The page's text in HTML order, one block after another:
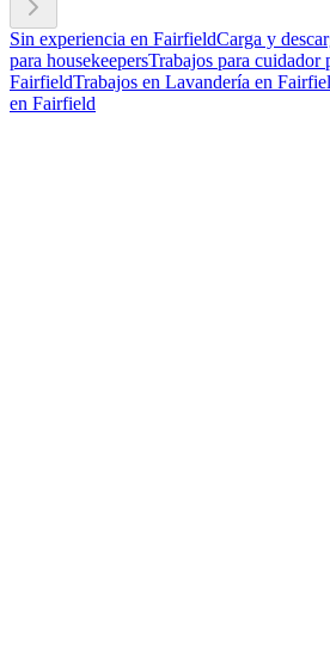
Sin experiencia en FairfieldCarga y
para housekeepersTrabajos para cuidador
FairfieldTrabajos en Lavandería en
en Fairfield